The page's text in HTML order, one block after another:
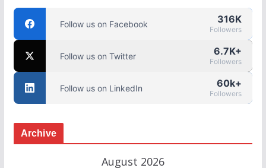
Follow us on Facebook 316K
Followers
Follow us on Twitter 6.7K+
Followers
Follow us on LinkedIn 60k+
Followers
Archive
August 2026